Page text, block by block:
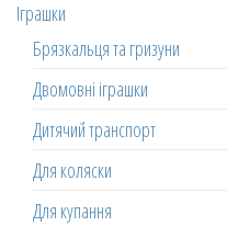
Іграшки
Брязкальця та гризуни
Двомовні іграшки
Дитячий транспорт
Для коляски
Для купання